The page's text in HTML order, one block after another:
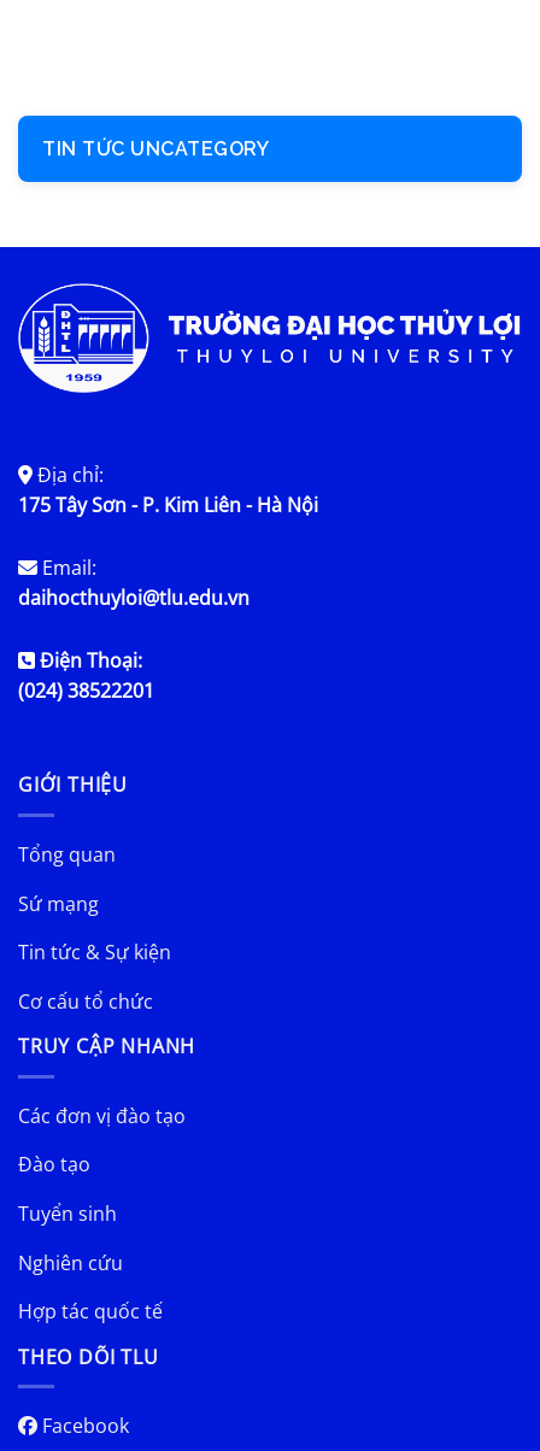
TIN TỨC UNCATEGORY
Địa chỉ:
175 Tây Sơn - P. Kim Liên - Hà Nội
Email:
daihocthuyloi@tlu.edu.vn
Điện Thoại:
(024) 38522201
GIỚI THIỆU
Tổng quan
Sứ mạng
Tin tức & Sự kiện
Cơ cấu tổ chức
TRUY CẬP NHANH
Các đơn vị đào tạo
Đào tạo
Tuyển sinh
Nghiên cứu
Hợp tác quốc tế
THEO DÕI TLU
Facebook